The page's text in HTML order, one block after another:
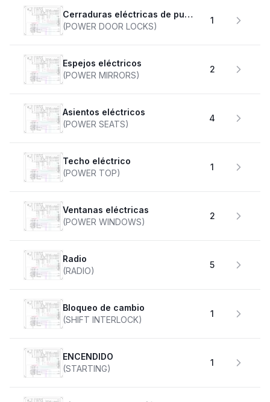
Cerraduras eléctricas de puertas
(POWER DOOR LOCKS)
1
Espejos eléctricos
(POWER MIRRORS)
2
Asientos eléctricos
(POWER SEATS)
4
Techo eléctrico
(POWER TOP)
1
Ventanas eléctricas
(POWER WINDOWS)
2
Radio
(RADIO)
5
Bloqueo de cambio
(SHIFT INTERLOCK)
1
ENCENDIDO
(STARTING)
1